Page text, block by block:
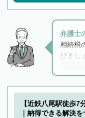
弁護士
相続税
びまし
と他
解決の
できま
でフィ
で複数
【近鉄八尾駅徒歩
｜納得できる解決